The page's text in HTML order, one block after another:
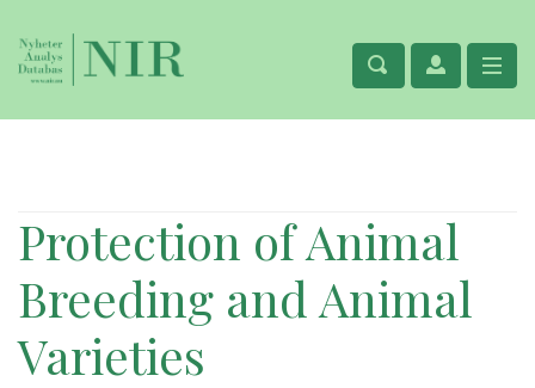
Protection of Animal
Breeding and Animal
Varieties